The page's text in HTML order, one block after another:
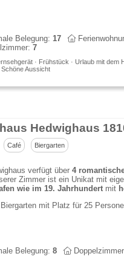
Belegung: 17
7
· Frühstück · Urlaub mit dem
Schöne Aussicht
Hedwighaus
Café Biergarten
verfügt über4
Zimmer ist ein Unikat mit
wie im 19. Jahrhundertmit
mit Platz für 25
Belegung: 8